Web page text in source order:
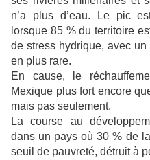
n’a plus d’eau. Le pic
lorsque 85 % du territoire
de stress hydrique, avec
en plus rare.
En cause, le
Mexique plus fort encore
mais pas seulement.
La course au
dans un pays où 30 % de
seuil de pauvreté, détruit à